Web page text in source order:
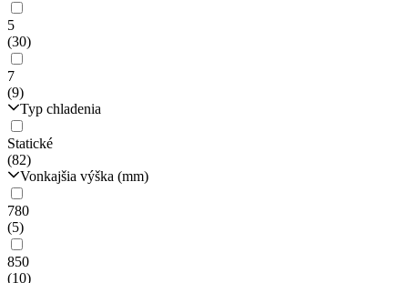
5
(30)
7
(9)
Typ chladenia
Statické
(82)
Vonkajšia výška (mm)
780
(5)
850
(10)